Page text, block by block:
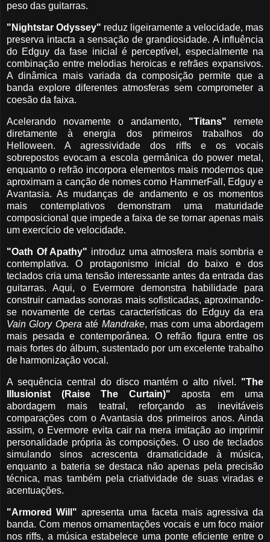
peso das guitarras.
"Nightstar Odyssey" reduz ligeiramente a velocidade, mas
preserva intacta a sensação de grandiosidade. A influência
do Edguy da fase inicial é perceptível, especialmente na
combinação entre melodias heroicas e refrães expansivos.
A dinâmica mais variada da composição permite que a
banda explore diferentes atmosferas sem comprometer a
coesão da faixa.
Acelerando novamente o andamento, "Titans" remete
diretamente à energia dos primeiros trabalhos do
Helloween. A agressividade dos riffs e os vocais
sobrepostos evocam a escola germânica do power metal,
enquanto o refrão incorpora elementos mais modernos que
aproximam a canção de nomes como HammerFall, Edguy e
Avantasia. As mudanças de andamento e os momentos
mais contemplativos demonstram uma maturidade
composicional que impede a faixa de se tornar apenas mais
um exercício de velocidade.
"Oath Of Apathy" introduz uma atmosfera mais sombria e
contemplativa. O protagonismo inicial do baixo e dos
teclados cria uma tensão interessante antes da entrada das
guitarras. Aqui, o Evermore demonstra habilidade para
construir camadas sonoras mais sofisticadas, aproximando-
se novamente de certas características do Edguy da era
Vain Glory Opera até Mandrake, mas com uma abordagem
mais pesada e contemporânea. O refrão figura entre os
mais fortes do álbum, sustentado por um excelente trabalho
de harmonização vocal.
A sequência central do disco mantém o alto nível. "The
Illusionist (Raise The Curtain)" aposta em uma
abordagem mais teatral, reforçando as inevitáveis
comparações com o Avantasia dos primeiros anos. Ainda
assim, o Evermore evita cair na mera imitação ao imprimir
personalidade própria às composições. O uso de teclados
simulando sinos acrescenta dramaticidade à música,
enquanto a bateria se destaca não apenas pela precisão
técnica, mas também pela criatividade de suas viradas e
acentuações.
"Armored Will" apresenta uma faceta mais agressiva da
banda. Com menos ornamentações vocais e um foco maior
nos riffs, a música estabelece uma ponte eficiente entre o